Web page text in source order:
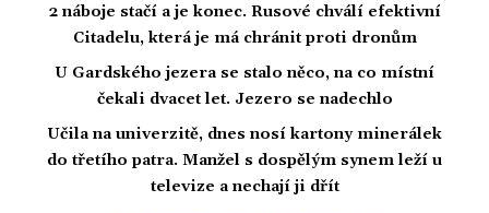
2 náboje stačí a je konec. Rusové chválí efektivní
Citadelu, která je má chránit proti dronům
U Gardského jezera se stalo něco, na co místní
čekali dvacet let. Jezero se nadechlo
Učila na univerzitě, dnes nosí kartony minerálek
do třetího patra. Manžel s dospělým synem leží u
televize a nechají ji dřít